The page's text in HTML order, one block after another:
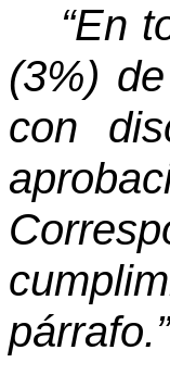
“En
(3%)
con